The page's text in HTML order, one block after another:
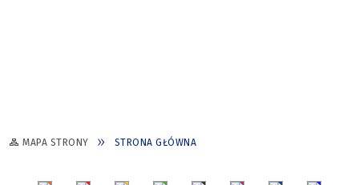
MAPA STRONY STRONA GŁÓWNA